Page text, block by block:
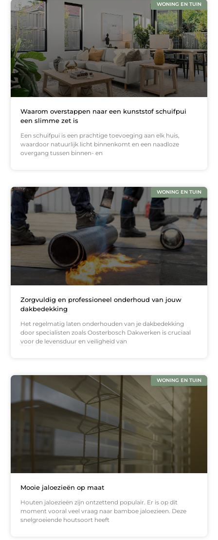
WONING EN TUIN
Waarom overstappen naar een kunststof schuifpui
een slimme zet is
Een schuifpui is een prachtige toevoeging aan elk huis,
waardoor natuurlijk licht binnenkomt en een naadloze
overgang tussen binnen- en
WONING EN TUIN
Zorgvuldig en professioneel onderhoud van jouw
dakbedekking
Het regelmatig laten onderhouden van je dakbedekking
door specialisten zoals Oosterbosch Dakwerken is cruciaal
voor de levensduur en veiligheid van
WONING EN TUIN
Mooie jaloezieën op maat
Houten jaloezieën zijn ontzettend populair. Er is op dit
moment vooral veel vraag naar bamboe jaloezieen. Deze
snelgroeiende houtsoort heeft